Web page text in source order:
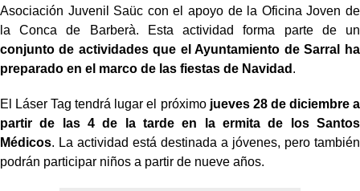
Asociación Juvenil Saüc con el apoyo de la Oficina Joven de
la Conca de Barberà.
Esta actividad forma parte de un
conjunto de actividades que el Ayuntamiento de Sarral ha
preparado en el marco de las fiestas de Navidad .
El Láser Tag tendrá lugar el próximo jueves 28 de diciembre a
partir de las 4 de la tarde en la ermita de los Santos
Médicos. La actividad está destinada a jóvenes, pero también
podrán participar niños a partir de nueve años.